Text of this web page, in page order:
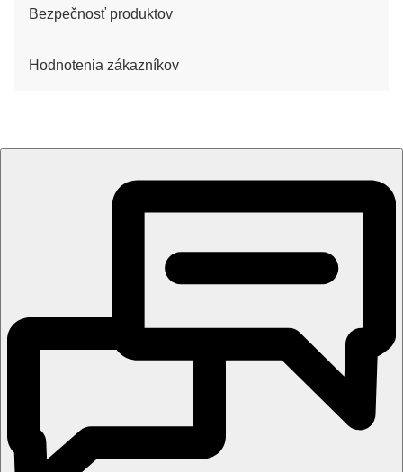
Bezpečnosť produktov
Hodnotenia zákazníkov